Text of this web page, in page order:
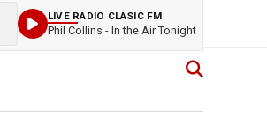
LIVE RADIO CLASIC FM
Phil Collins - In the Air Tonight